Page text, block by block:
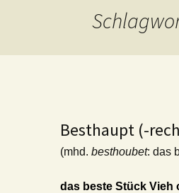
Besthaupt (-
(mhd. besthoubet: das
das beste Stück Vieh